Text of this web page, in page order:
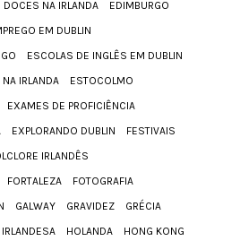
DOCES NA IRLANDA
EDIMBURGO
EM DUBLIN
ESCOLAS DE INGLÊS EM DUBLIN
IRLANDA
ESTOCOLMO
EXAMES DE PROFICIÊNCIA
EXPLORANDO DUBLIN
FESTIVAIS
IRLANDÊS
FORTALEZA
FOTOGRAFIA
GALWAY GRAVIDEZ
GRÉCIA
HOLANDA
HONG KONG